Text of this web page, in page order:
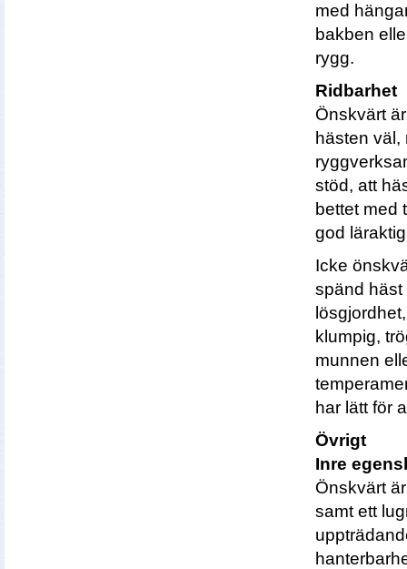
med
bakben
rygg.
Ridbarhet
Önskvärt
hästen väl,
stöd, att
bettet med
god
Icke
spänd häst
klumpig,
munnen
har lätt för
Övrigt
Inre
Önskvärt
samt ett